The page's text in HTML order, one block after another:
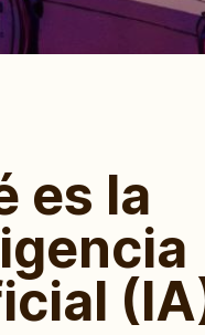
es la